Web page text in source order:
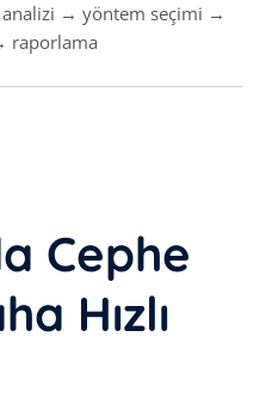
→ yöntem seçimi →
raporlama
Cephe
Hızlı